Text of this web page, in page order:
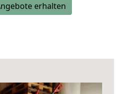
erhalten